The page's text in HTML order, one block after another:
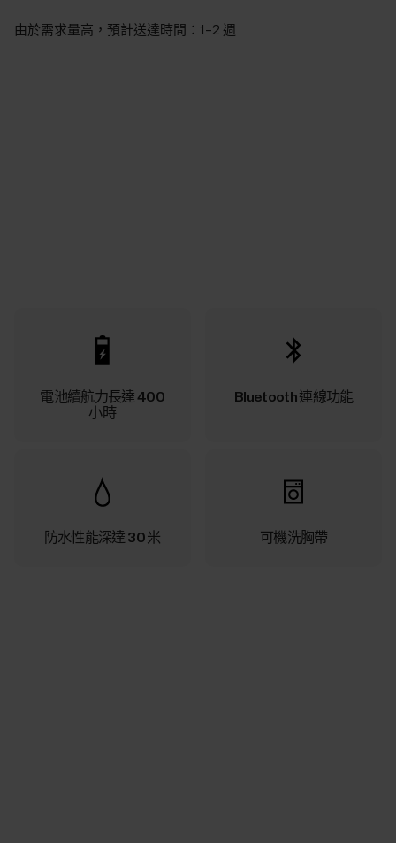
由於需求量高，預計送達時間：1–2 週
電池續航力長達 400
小時
Bluetooth 連線功能
防水性能深達 30 米 可機洗胸帶